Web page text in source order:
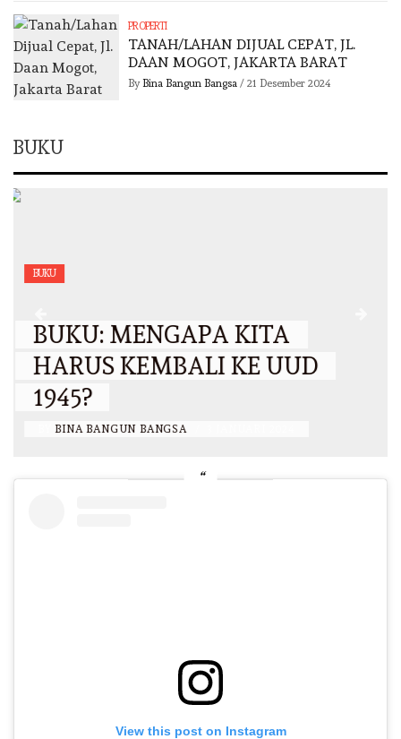
PROPERTI
TANAH/LAHAN DIJUAL CEPAT, JL.
DAAN MOGOT, JAKARTA BARAT
By Bina Bangun Bangsa/ 21 Desember 2024
BUKU
BUKU : BIMBINGAN
KONSELING, KELAS XII
BY BINA BANGUN BANGSA
View this post on Instagram